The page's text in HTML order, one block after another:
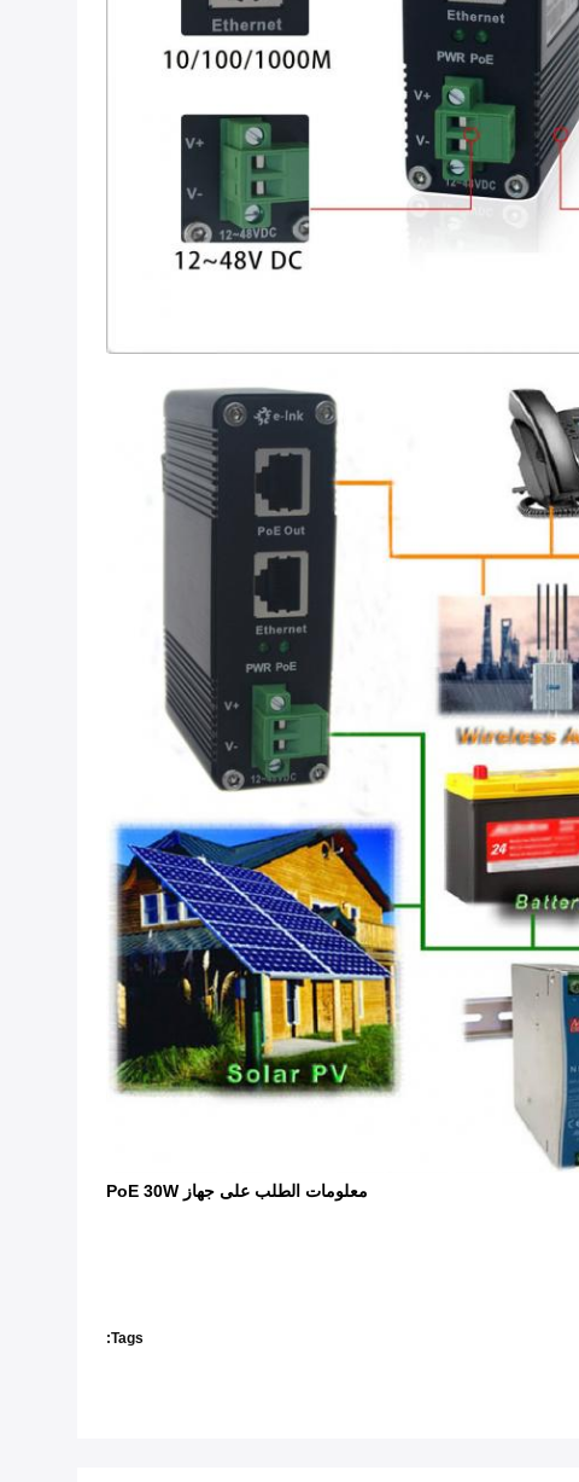
معلومات الطلب على جهاز PoE 30W
Tags: